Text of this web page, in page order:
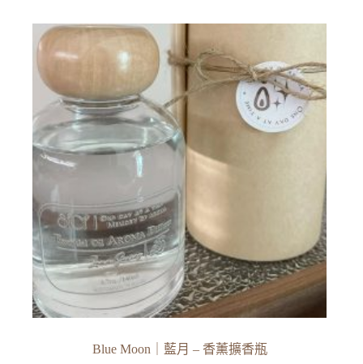
Blue Moon｜藍月 – 香薰擴香瓶